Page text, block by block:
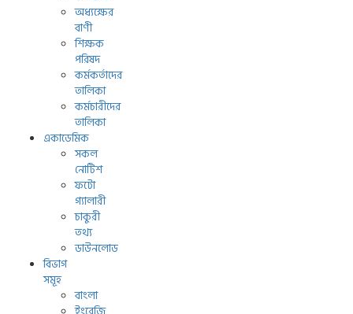
অধ্যক্ষের
বাণী
শিক্ষক
পরিষদ
কর্মকর্তাদের
তালিকা
কর্মচারীদের
তালিকা
একাডেমিক
সকল
নোটিশ
ফটো
গ্যালারী
চাকুরী
তথ্য
ডাউনলোড
বিভাগ
সমূহ
বাংলা